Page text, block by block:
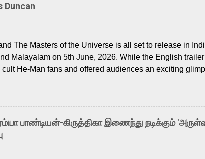
Duncan
The Masters of the Universe is all set to release in
Malayalam on 5th June, 2026. While the English
cult He-Man fans and offered audiences an exciting
the growing buzz is the film’s powerful Tamil voice cast
who lends his voice to the iconic superhero He-
De” from Raavan, “Oru Maalai” from Ghajini, and
loved for his versatile voice and strong command over
for the legendary character. Adithya Menon, known for
பாண்டியன்-கிருத்திகா இணைந்து நடிக்கும்